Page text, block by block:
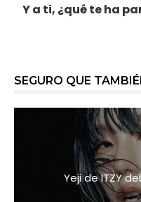
Y a ti, ¿qué te ha
SEGURO QUE
Yeji de ITZY